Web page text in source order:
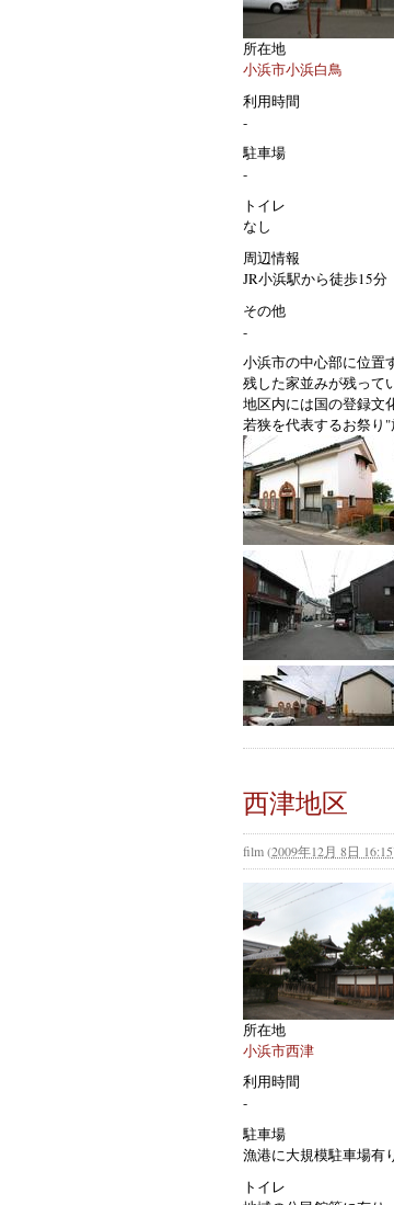
所在地
小浜市小浜白鳥
利用時間
-
駐車場
-
トイレ
なし
周辺情報
JR小浜駅から徒歩15分
その他
-
小浜市の中心部に位置
残した家並みが残って
地区内には国の登録文
若狭を代表するお祭り"
西津地区
film(2009年12月 8日 16:15
所在地
小浜市西津
利用時間
-
駐車場
漁港に大規模駐車場有
トイレ